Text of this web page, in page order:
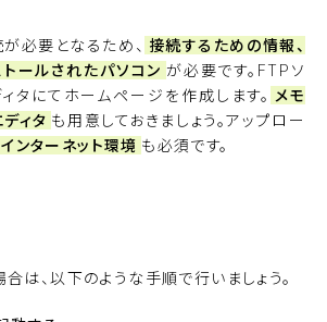
必要となるため、 接続するための情報、
ールされたパソコン が必要です。FTPソ
タにてホームページを作成します。 メモ
ィタ も用意しておきましょう。アップロー
インターネット環境 も必須です。
は、以下のような手順で行いましょう。